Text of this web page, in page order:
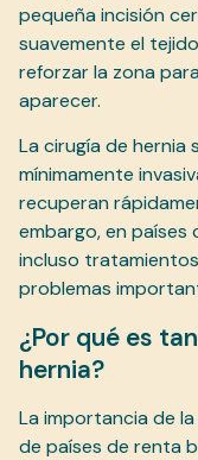
pequeña incisión
suavemente el
reforzar la zona
aparecer.
La cirugía de hernia
mínimamente
recuperan
embargo, en países
incluso
problemas
¿Por qué es
hernia?
La importancia de
de países de renta